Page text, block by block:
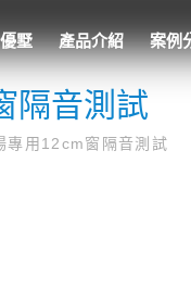
墅 產品介紹 案例
隔音測試
專用12cm窗隔音測試